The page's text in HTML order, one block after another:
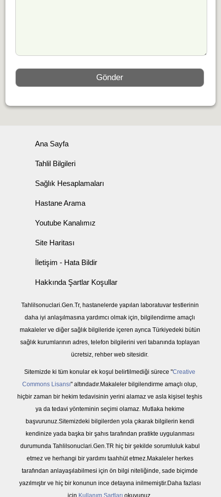
Ana Sayfa
Tahlil Bilgileri
Sağlık Hesaplamaları
Hastane Arama
Youtube Kanalımız
Site Haritası
İletişim - Hata Bildir
Hakkında Şartlar Koşullar
Tahlilsonuclari.Gen.Tr, hastanelerde yapılan laboratuvar testlerinin
daha iyi anlaşılmasına yardımcı olmak için, bilgilendirme amaçlı
makaleler ve diğer sağlık bilgileride içeren ayrıca Türkiyedeki bütün
sağlık kurumlarının adres, telefon bilgilerini veri tabanında toplayan
ücretsiz, rehber web sitesidir.
Sitemizde ki tüm konular ek koşul belirtilmediği sürece "Creative
Commons Lisansı" altındadır.Makaleler bilgilendirme amaçlı olup,
hiçbir zaman bir hekim tedavisinin yerini alamaz ve asla kişisel teşhis
ya da tedavi yönteminin seçimi olamaz. Mutlaka hekime
başvurunuz.Sitemizdeki bilgilerden yola çıkarak bilgilerin kendi
kendinize yada başka bir şahıs tarafından pratikte uygulanması
durumunda Tahlilsonuclari.Gen.TR hiç bir şekilde sorumluluk kabul
etmez ve herhangi bir yardımı taahhüt etmez.Makaleler herkes
tarafından anlayaşılabilmesi için ön bilgi niteliğinde, sade biçimde
yazılmıştır ve hiç bir konunun ince detayına inilmemiştir.Daha fazlası
için Kullanım Şartları okuyunuz.